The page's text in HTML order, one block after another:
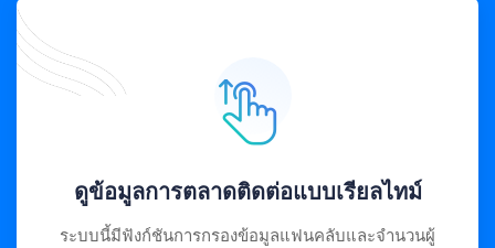
ดูข้อมูลการตลาดติดต่อแบบเรียลไทม์
ระบบนี้มีฟังก์ชันการกรองข้อมูลแฟนคลับและจำนวนผู้